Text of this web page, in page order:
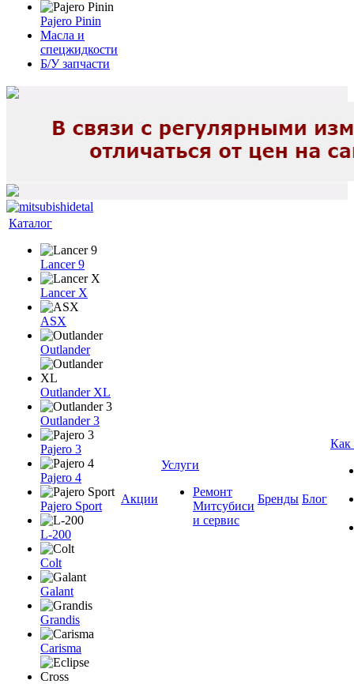
Pajero Pinin
Масла и
спецжидкости
Б/У запчасти
Каталог
Lancer 9
Lancer X
ASX
Outlander
Outlander XL
Outlander 3
Pajero 3
Pajero 4
Pajero Sport
L-200
Colt
Galant
Grandis
Carisma
Акции
Услуги
Ремонт
Митсубиси
и сервис
Бренды Блог
Как